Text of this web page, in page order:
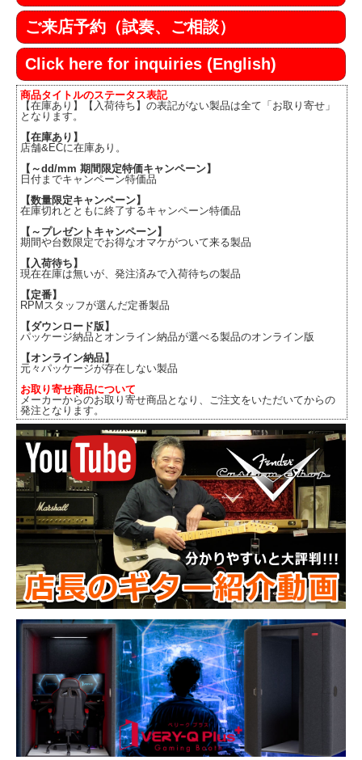
ご来店予約（試奏、ご相談）
Click here for inquiries (English)
商品タイトルのステータス表記
【在庫あり】【入荷待ち】の表記がない製品は全て「お取り寄せ」
となります。
【在庫あり】
店舗&ECに在庫あり。
【～dd/mm 期間限定特価キャンペーン】
日付までキャンペーン特価品
【数量限定キャンペーン】
在庫切れとともに終了するキャンペーン特価品
【～プレゼントキャンペーン】
期間や台数限定でお得なオマケがついて来る製品
【入荷待ち】
現在在庫は無いが、発注済みで入荷待ちの製品
【定番】
RPMスタッフが選んだ定番製品
【ダウンロード版】
パッケージ納品とオンライン納品が選べる製品のオンライン版
【オンライン納品】
元々パッケージが存在しない製品
お取り寄せ商品について
メーカーからのお取り寄せ商品となり、ご注文をいただいてからの
発注となります。